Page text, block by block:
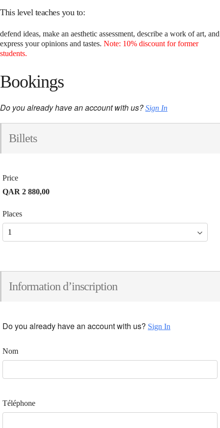
This level teaches you to:
defend ideas, make an aesthetic assessment, describe a work of art, and
express your opinions and tastes. Note: 10% discount for former
students.
Bookings
Do you already have an account with us?Sign In
Billets
Price
QAR 2 880,00
Places
Information d’inscription
Do you already have an account with us? Sign In
Nom
Téléphone